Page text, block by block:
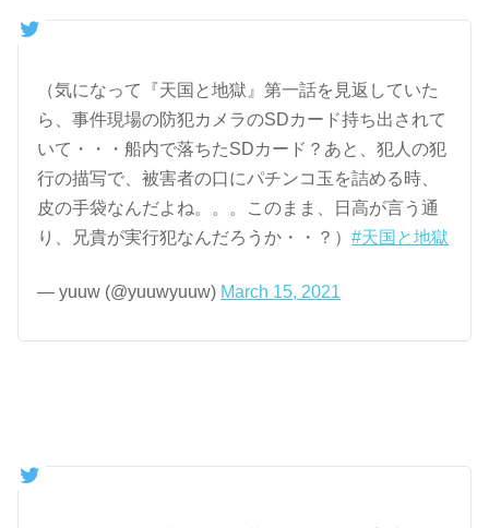
（気になって『天国と地獄』第一話を見返していた
ら、事件現場の防犯カメラのSDカード持ち出されて
いて・・・船内で落ちたSDカード？あと、犯人の犯
行の描写で、被害者の口にパチンコ玉を詰める時、
皮の手袋なんだよね。。。このまま、日高が言う通
り、兄貴が実行犯なんだろうか・・？）#天国と地獄
— yuuw (@yuuwyuuw) March 15, 2021